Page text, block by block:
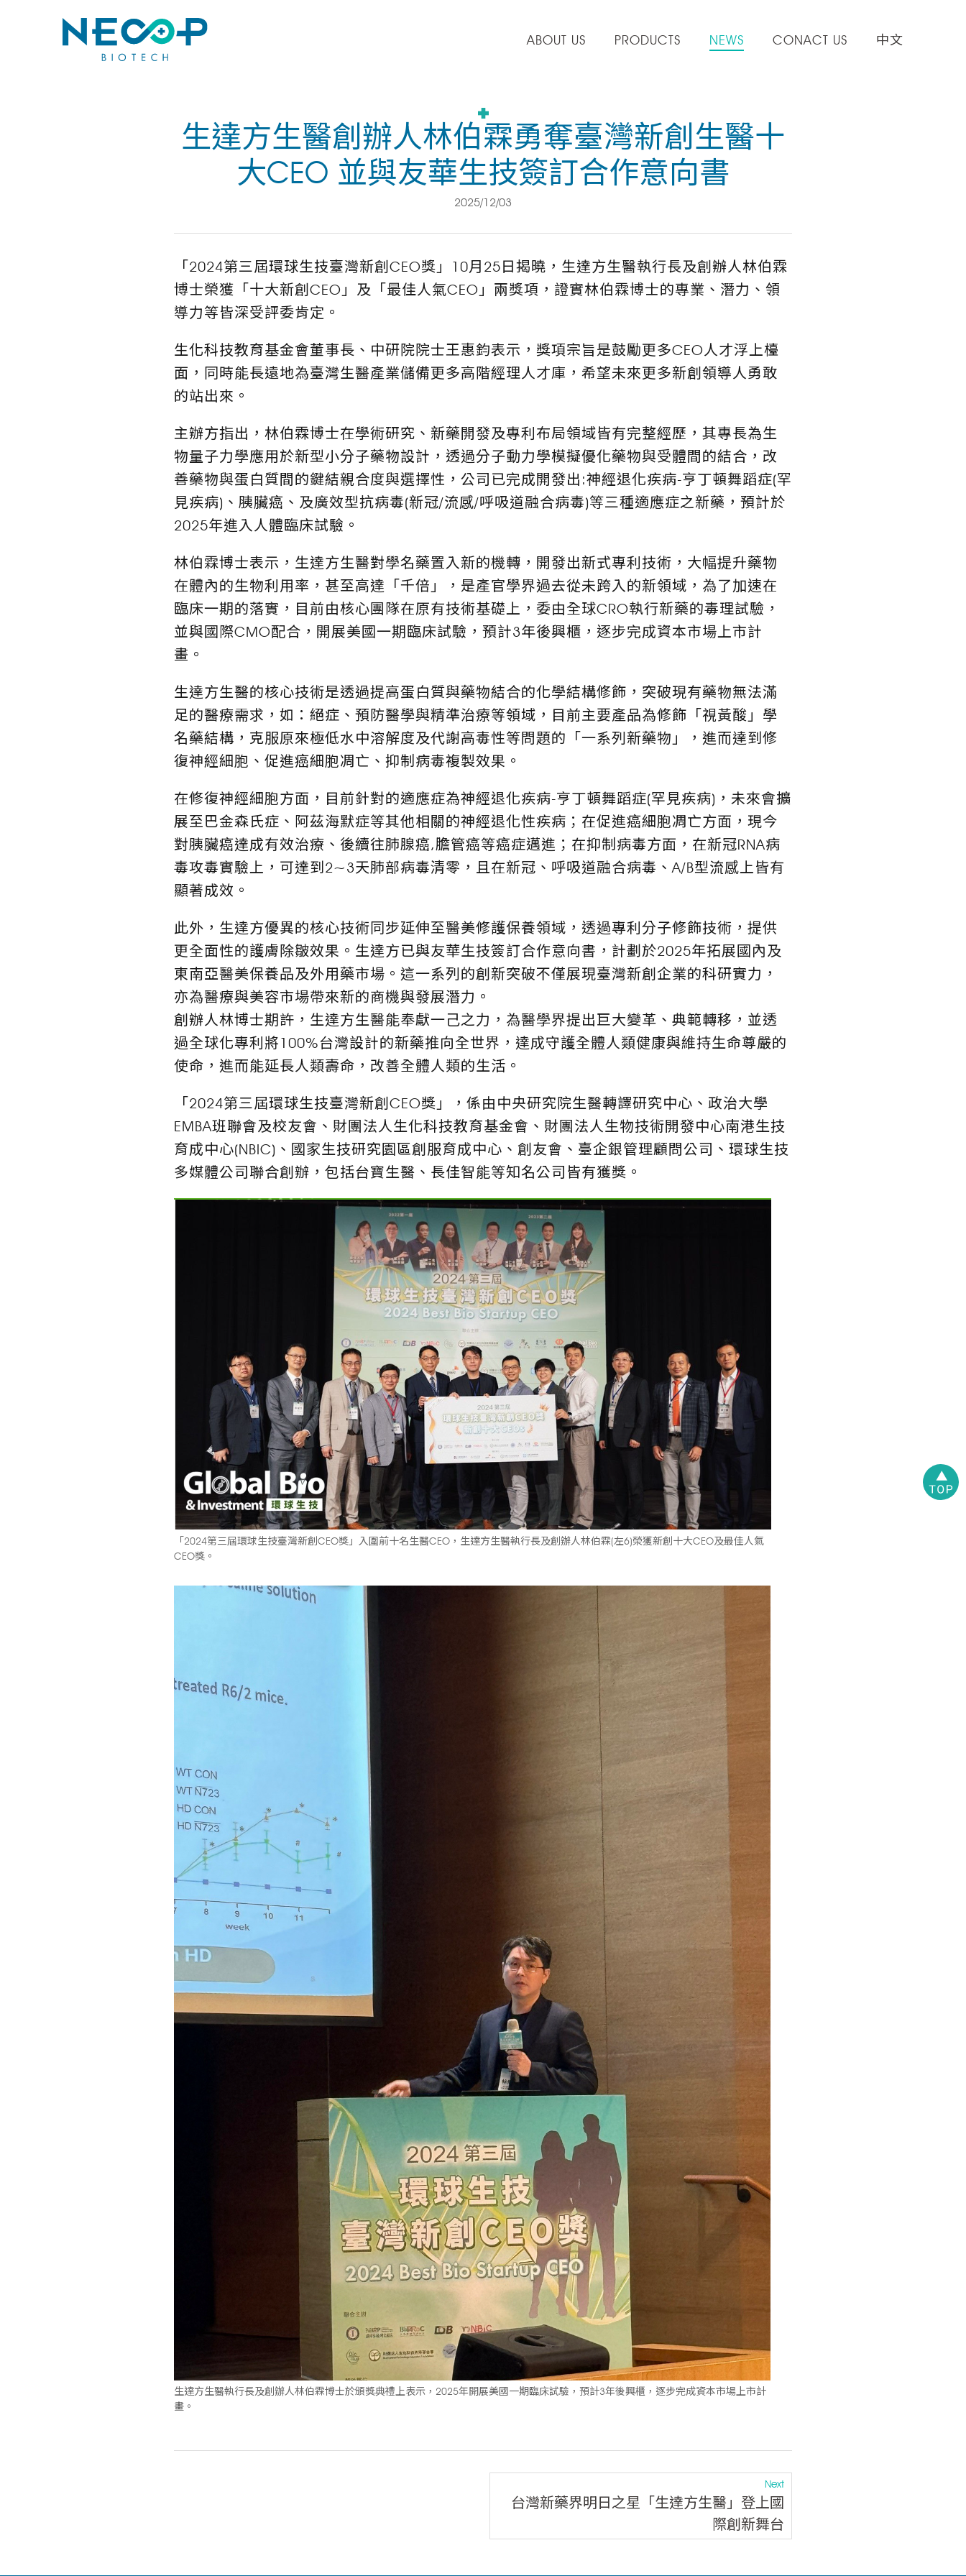
ABOUT US PRODUCTS NEWS CONACT US 中文
生達方生醫創辦人林伯霖勇奪臺灣新創生醫十
大CEO 並與友華生技簽訂合作意向書
2025/12/03
「2024第三屆環球生技臺灣新創CEO獎」10月25日揭曉，生達方生醫執行長及創辦人林伯霖
博士榮獲「十大新創CEO」及「最佳人氣CEO」兩獎項，證實林伯霖博士的專業、潛力、領
導力等皆深受評委肯定。
生化科技教育基金會董事長、中研院院士王惠鈞表示，獎項宗旨是鼓勵更多CEO人才浮上檯
面，同時能長遠地為臺灣生醫產業儲備更多高階經理人才庫，希望未來更多新創領導人勇敢
的站出來。
主辦方指出，林伯霖博士在學術研究、新藥開發及專利布局領域皆有完整經歷，其專長為生
物量子力學應用於新型小分子藥物設計，透過分子動力學模擬優化藥物與受體間的結合，改
善藥物與蛋白質間的鍵結親合度與選擇性，公司已完成開發出:神經退化疾病-亨丁頓舞蹈症(罕
見疾病)、胰臟癌、及廣效型抗病毒(新冠/流感/呼吸道融合病毒)等三種適應症之新藥，預計於
2025年進入人體臨床試驗。
林伯霖博士表示，生達方生醫對學名藥置入新的機轉，開發出新式專利技術，大幅提升藥物
在體內的生物利用率，甚至高達「千倍」，是產官學界過去從未跨入的新領域，為了加速在
臨床一期的落實，目前由核心團隊在原有技術基礎上，委由全球CRO執行新藥的毒理試驗，
並與國際CMO配合，開展美國一期臨床試驗，預計3年後興櫃，逐步完成資本市場上市計
畫。
生達方生醫的核心技術是透過提高蛋白質與藥物結合的化學結構修飾，突破現有藥物無法滿
足的醫療需求，如：絕症、預防醫學與精準治療等領域，目前主要產品為修飾「視黃酸」學
名藥結構，克服原來極低水中溶解度及代謝高毒性等問題的「一系列新藥物」，進而達到修
復神經細胞、促進癌細胞凋亡、抑制病毒複製效果。
在修復神經細胞方面，目前針對的適應症為神經退化疾病-亨丁頓舞蹈症(罕見疾病)，未來會擴
展至巴金森氏症、阿茲海默症等其他相關的神經退化性疾病；在促進癌細胞凋亡方面，現今
對胰臟癌達成有效治療、後續往肺腺癌,膽管癌等癌症邁進；在抑制病毒方面，在新冠RNA病
毒攻毒實驗上，可達到2~3天肺部病毒清零，且在新冠、呼吸道融合病毒、A/B型流感上皆有
顯著成效。
此外，生達方優異的核心技術同步延伸至醫美修護保養領域，透過專利分子修飾技術，提供
更全面性的護膚除皺效果。生達方已與友華生技簽訂合作意向書，計劃於2025年拓展國內及
東南亞醫美保養品及外用藥市場。這一系列的創新突破不僅展現臺灣新創企業的科研實力，
亦為醫療與美容市場帶來新的商機與發展潛力。
創辦人林博士期許，生達方生醫能奉獻一己之力，為醫學界提出巨大變革、典範轉移，並透
過全球化專利將100%台灣設計的新藥推向全世界，達成守護全體人類健康與維持生命尊嚴的
使命，進而能延長人類壽命，改善全體人類的生活。
「2024第三屆環球生技臺灣新創CEO獎」，係由中央研究院生醫轉譯研究中心、政治大學
EMBA班聯會及校友會、財團法人生化科技教育基金會、財團法人生物技術開發中心南港生技
育成中心(NBIC)、國家生技研究園區創服育成中心、創友會、臺企銀管理顧問公司、環球生技
多媒體公司聯合創辦，包括台寶生醫、長佳智能等知名公司皆有獲獎。
「2024第三屆環球生技臺灣新創CEO獎」入圍前十名生醫CEO，生達方生醫執行長及創辦人林伯霖(左6)榮獲新創十大CEO及最佳人氣
CEO獎。
生達方生醫執行長及創辦人林伯霖博士於頒獎典禮上表示，2025年開展美國一期臨床試驗，預計3年後興櫃，逐步完成資本市場上市計
畫。
Next
台灣新藥界明日之星「生達方生醫」登上國
際創新舞台